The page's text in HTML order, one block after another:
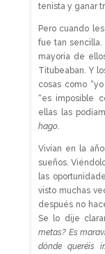
tenista y ganar
Pero cuando
fue tan sencilla.
mayoría de
Titubeaban. Y
cosas como
“es imposible
ellas las
hago.
Vivían en la
sueños.
las
visto muchas
después no
Se lo dije
metas? Es
dónde queréis